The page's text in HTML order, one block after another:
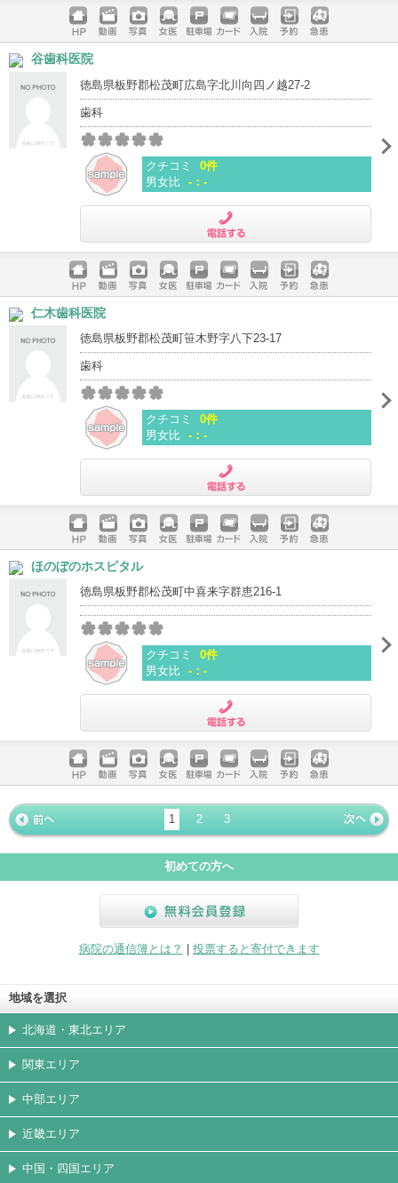
ホームペ
ージ
動画 写真 女医 駐車場
クレジッ
入院 予約 急患
谷歯科医院
徳島県板野郡松茂町広島字北川向四ノ越27-2
歯科
クチコミ
0件
男女比 -：-
ホームペ
ージ
動画 写真 女医 駐車場
クレジッ
入院 予約 急患
仁木歯科医院
徳島県板野郡松茂町笹木野字八下23-17
歯科
クチコミ
0件
男女比 -：-
ホームペ
ージ
動画 写真 女医 駐車場
クレジッ
入院 予約 急患
ほのぼのホスピタル
徳島県板野郡松茂町中喜来字群恵216-1
クチコミ
0件
男女比 -：-
ホームペ
ージ
動画 写真 女医 駐車場
クレジッ
トカード
入院 予約 急患
« 前ペー
ジ
1 2
3
次ページ
»
初めての方へ
病院の通信簿とは？
投票すると寄付できます
地域を選択
北海道・東北エリア
関東エリア
中部エリア
近畿エリア
中国・四国エリア